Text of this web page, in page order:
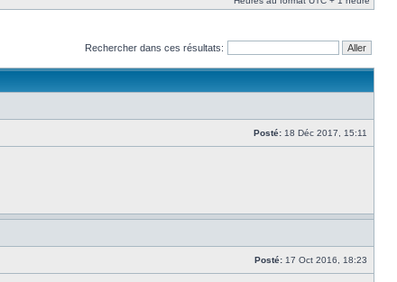
Rechercher dans ces résultats:
Posté: 18 Déc 2017, 15:11
Posté: 17 Oct 2016, 18:23